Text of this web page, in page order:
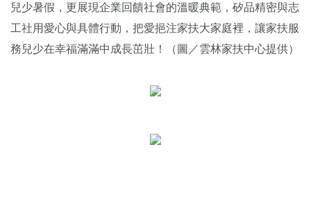
兒少暑假，更展現企業回饋社會的溫暖典範，矽品精密與志
工社用愛心與具體行動，把愛挹注家扶大家庭裡，讓家扶服
務兒少在幸福滿滿中成長茁壯！（圖／雲林家扶中心提供）